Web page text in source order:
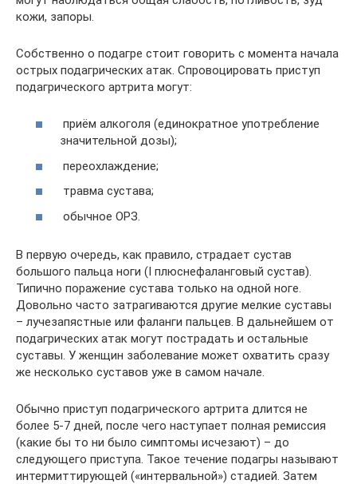
кожи, запоры.
Собственно о подагре стоит говорить с момента начала
острых подагрических атак. Спровоцировать приступ
подагрического артрита могут:
приём алкоголя (единократное употребление
значительной дозы);
переохлаждение;
травма сустава;
обычное ОРЗ.
В первую очередь, как правило, страдает сустав
большого пальца ноги (I плюснефаланговый сустав).
Типично поражение сустава только на одной ноге.
Довольно часто затрагиваются другие мелкие суставы
– лучезапястные или фаланги пальцев. В дальнейшем от
подагрических атак могут пострадать и остальные
суставы. У женщин заболевание может охватить сразу
же несколько суставов уже в самом начале.
Обычно приступ подагрического артрита длится не
более 5-7 дней, после чего наступает полная ремиссия
(какие бы то ни было симптомы исчезают) – до
следующего приступа. Такое течение подагры называют
интермиттирующей («интервальной») стадией. Затем